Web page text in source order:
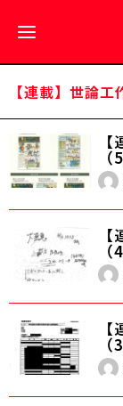
【連載】世論